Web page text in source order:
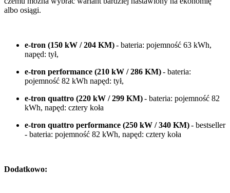
albo osiągi.
e-tron (150 kW / 204 KM)- bateria: pojemność 63 kWh,
napęd: tył,
e-tron performance (210 kW / 286 KM)- bateria:
pojemność 82 kWh napęd: tył,
e-tron quattro (220 kW / 299 KM)- bateria: pojemność 82
kWh, napęd: cztery koła
e-tron quattro performance (250 kW / 340 KM)- bestseller
- bateria: pojemność 82 kWh, napęd: cztery koła
Dodatkowo: